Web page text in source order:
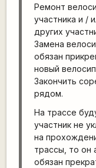
Ремонт
участника и /
других
Замена
обязан
новый
Закончить
рядом.
На трассе
участник не
на
трассы, то он
обязан